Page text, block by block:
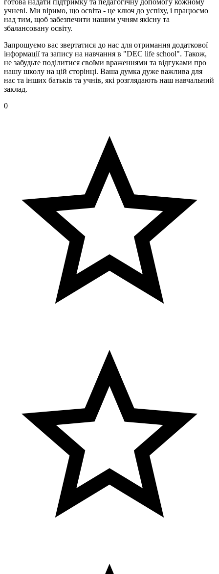
учневі. Ми віримо, що освіта - це ключ до успіху, і працюємо
над тим, щоб забезпечити нашим учням якісну та
збалансовану освіту.
Запрошуємо вас звертатися до нас для отримання додаткової
інформації та запису на навчання в "DEC life school". Також,
не забудьте поділитися своїми враженнями та відгуками про
нашу школу на цій сторінці. Ваша думка дуже важлива для
нас та інших батьків та учнів, які розглядають наш навчальний
заклад.
0